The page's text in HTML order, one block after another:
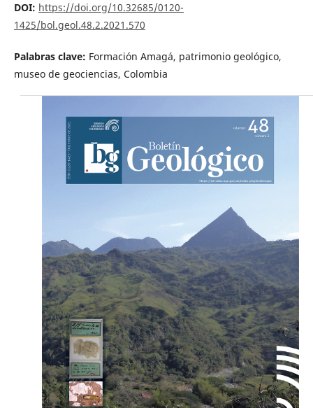
DOI: https://doi.org/10.32685/0120-
1425/bol.geol.48.2.2021.570
Palabras clave: Formación Amagá, patrimonio geológico,
museo de geociencias, Colombia